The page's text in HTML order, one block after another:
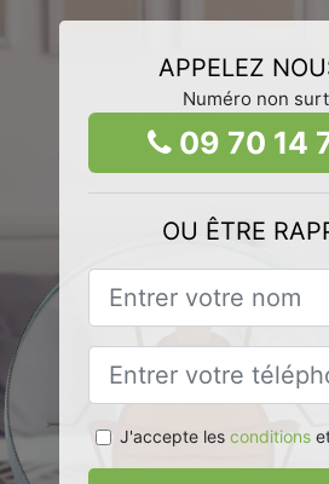
APPELEZ
Numéro non
09 70 14
OU ÊTRE
J'accepte les conditions